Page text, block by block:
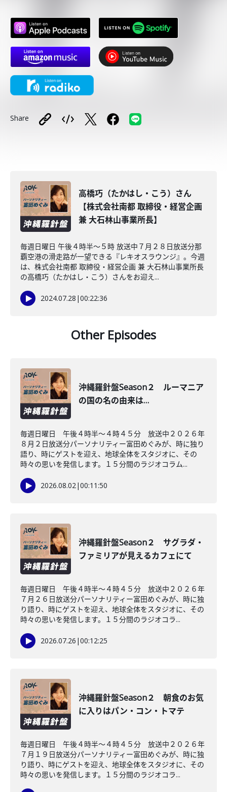
Share
高橋巧（たかはし・こう）さん
【株式会社南都 取締役・経営企画
兼 大石林山事業所長】
毎週日曜日 午後４時半～５時 放送中７月２８日放送分那
覇空港の滑走路が一望できる『レキオスラウンジ』。今週
は、株式会社南都 取締役・経営企画 兼 大石林山事業所長
の高橋巧（たかはし・こう）さんをお迎え...
2024.07.28 |00:22:36
Other Episodes
沖縄羅針盤Season２ ルーマニア
の国の名の由来は…
毎週日曜日 午後４時半～４時４５分 放送中２０２６年
８月２日放送分パーソナリティー富田めぐみが、時に独り
語り、時にゲストを迎え、地球全体をスタジオに、その
時々の思いを発信します。１５分間のラジオコラム...
2026.08.02|00:11:50
沖縄羅針盤Season２ サグラダ・
ファミリアが見えるカフェにて
毎週日曜日 午後４時半～４時４５分 放送中２０２６年
７月２６日放送分パーソナリティー富田めぐみが、時に独
り語り、時にゲストを迎え、地球全体をスタジオに、その
時々の思いを発信します。１５分間のラジオコラ...
2026.07.26 |00:12:25
沖縄羅針盤Season２ 朝食のお気
に入りはパン・コン・トマテ
毎週日曜日 午後４時半～４時４５分 放送中２０２６年
７月１９日放送分パーソナリティー富田めぐみが、時に独
り語り、時にゲストを迎え、地球全体をスタジオに、その
時々の思いを発信します。１５分間のラジオコラ...